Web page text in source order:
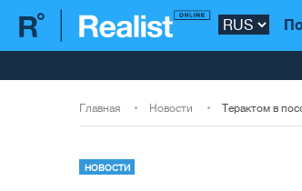
Главная Новости Терактом в
НОВОСТИ